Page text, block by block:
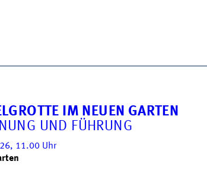
IM NEUEN GARTEN
UND FÜHRUNG
11.00 Uhr